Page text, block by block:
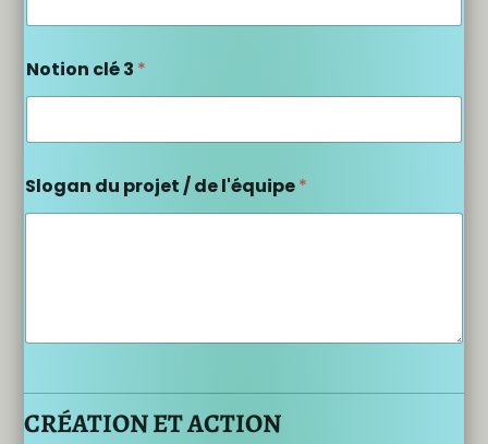
Notion clé 3 *
Slogan du projet / de l'équipe*
CRÉATION ET ACTION